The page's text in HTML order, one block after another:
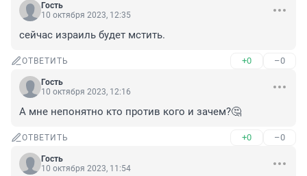
Гость
10 октября 2023, 12:35
сейчас израиль будет мстить.
ОТВЕТИТЬ +0 –0
Гость
10 октября 2023, 12:16
А мне непонятно кто против кого и зачем?🤔
ОТВЕТИТЬ +0 –0
Гость
10 октября 2023, 11:54